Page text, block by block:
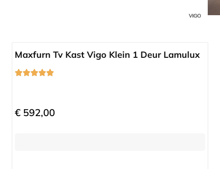
Maxfurn Tv Kast Vigo Klein 1 Deur Lamulux
€ 592,00